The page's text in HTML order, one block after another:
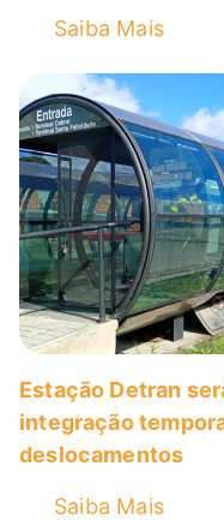
Saiba Mais
Estação Detran
integração
deslocamentos
Saiba Mais